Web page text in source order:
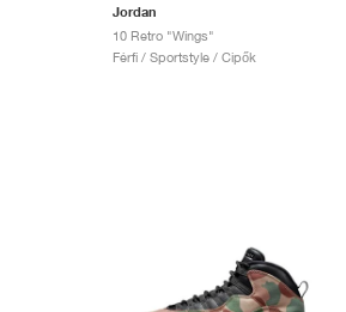
Jordan
10 Retro "Wings"
Férfi / Sportstyle / Cipők